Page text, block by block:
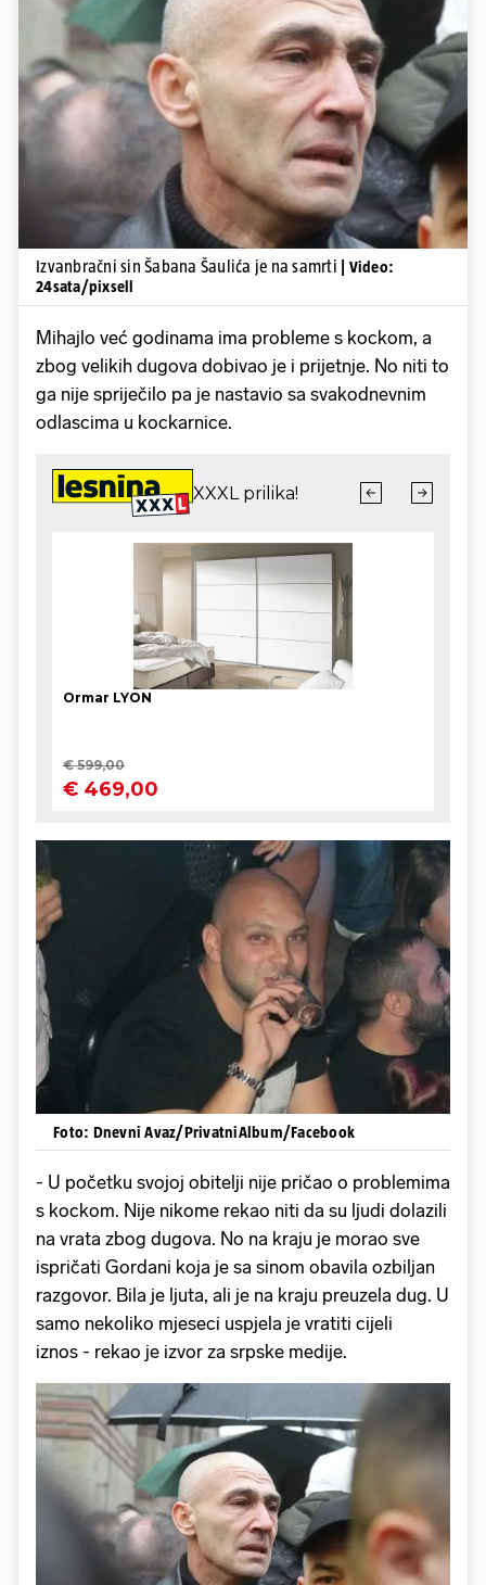
Pokretanje videa...
Izvanbračni sin Šabana Šaulića je na samrti
| Video:
24sata/pixsell
Mihajlo već godinama ima probleme s kockom, a
zbog velikih dugova dobivao je i prijetnje. No niti to
ga nije spriječilo pa je nastavio sa svakodnevnim
odlascima u kockarnice.
Foto: Dnevni Avaz/PrivatniAlbum/Facebook
- U početku svojoj obitelji nije pričao o problemima
s kockom. Nije nikome rekao niti da su ljudi dolazili
na vrata zbog dugova. No na kraju je morao sve
ispričati Gordani koja je sa sinom obavila ozbiljan
razgovor. Bila je ljuta, ali je na kraju preuzela dug. U
samo nekoliko mjeseci uspjela je vratiti cijeli
iznos - rekao je izvor za srpske medije.